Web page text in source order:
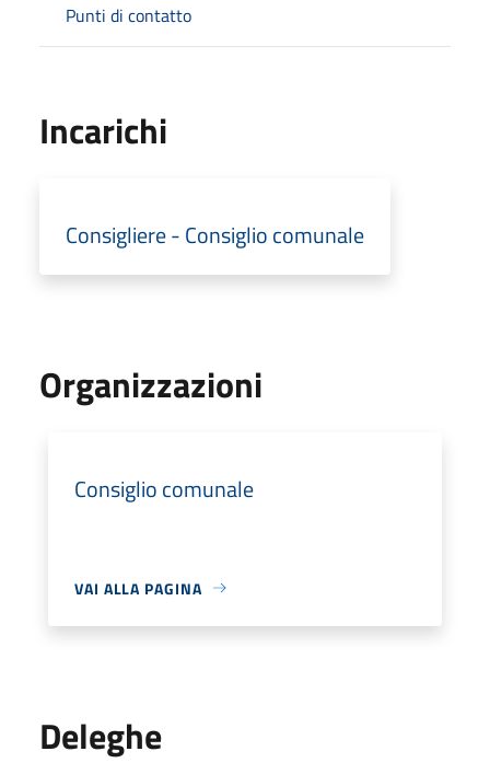
Punti di contatto
Incarichi
Consigliere - Consiglio comunale
Organizzazioni
Consiglio comunale
VAI ALLA PAGINA
Deleghe